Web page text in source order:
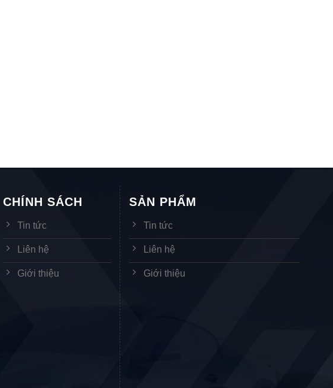
CHÍNH SÁCH
Tin tức
Liên hệ
Giới thiệu
SẢN PHẨM
Tin tức
Liên hệ
Giới thiệu